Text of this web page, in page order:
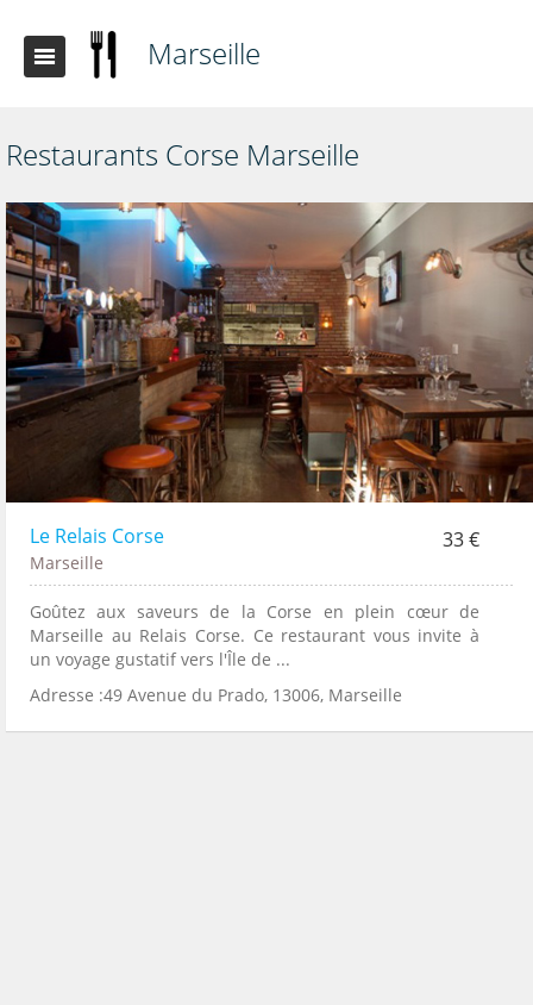
Marseille
Restaurants Corse Marseille
Le Relais Corse 33 €
Marseille
Goûtez aux saveurs de la Corse en plein cœur de
Marseille au Relais Corse. Ce restaurant vous invite à
un voyage gustatif vers l'Île de ...
Adresse :49 Avenue du Prado, 13006, Marseille